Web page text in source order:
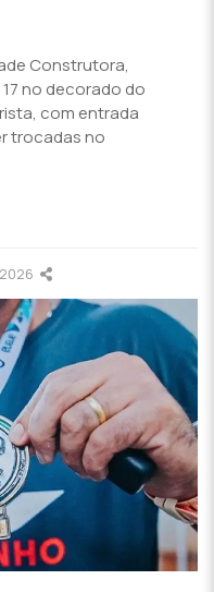
Construtora,
no decorado do
com entrada
trocadas no